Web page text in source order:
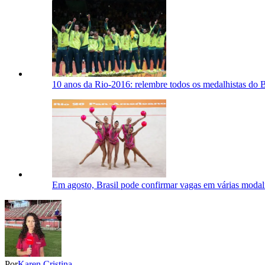
10 anos da Rio-2016: relembre todos os medalhistas do
Em agosto, Brasil pode confirmar vagas em várias